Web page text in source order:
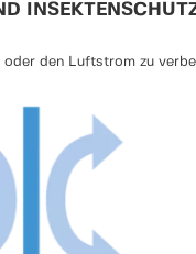
oder den Luftstrom zu